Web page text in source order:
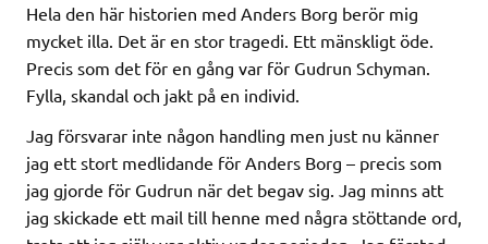
Hela den här historien med Anders Borg berör mig
mycket illa. Det är en stor tragedi. Ett mänskligt öde.
Precis som det för en gång var för Gudrun Schyman.
Fylla, skandal och jakt på en individ.
Jag försvarar inte någon handling men just nu känner
jag ett stort medlidande för Anders Borg – precis som
jag gjorde för Gudrun när det begav sig. Jag minns att
jag skickade ett mail till henne med några stöttande ord,